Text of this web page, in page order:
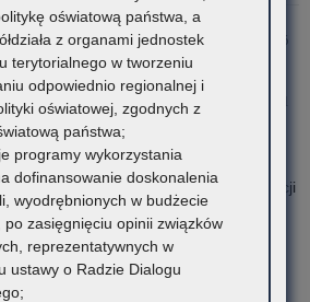
27 marca 2026
kosztów praktyki
środków Funduszu Pracy w roku
pomiędzy Wojewodą
Kuratorem Oświaty w sprawie realizacji
pracodawcom kosztów
art. 7a ust. 1 ustawy z dnia 17 lipca
(Dz.U. z 2025 poz. 1578),
informacje.
oświatową państwa, a
z organami jednostek
terytorialnego w tworzeniu
odpowiednio regionalnej i
oświatowej, zgodnych z
państwa;
programy wykorzystania
dofinansowanie doskonalenia
wyodrębnionych w budżecie
po zasięgnięciu opinii związków
reprezentatywnych w
ustawy o Radzie Dialogu